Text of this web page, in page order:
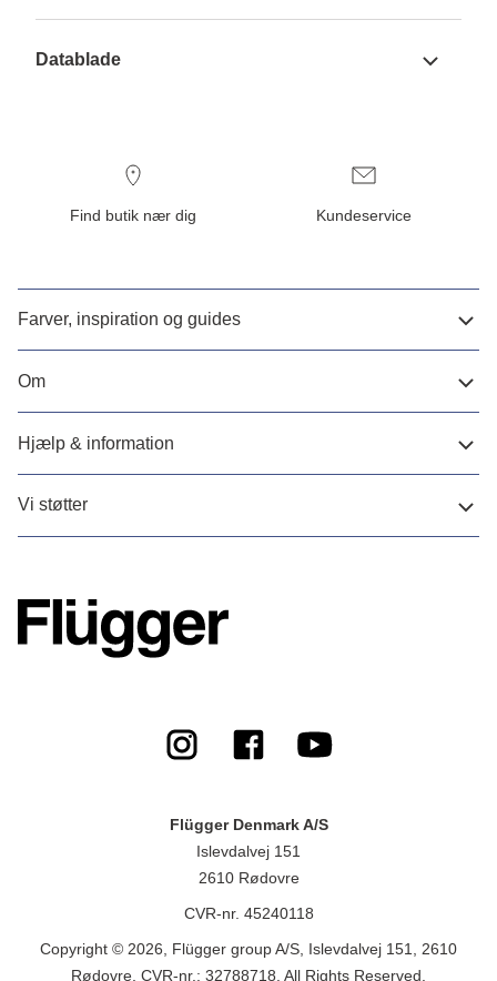
Datablade
Find butik nær dig Kundeservice
Farver, inspiration og guides
Om
Hjælp & information
Vi støtter
Flügger Denmark A/S
Islevdalvej 151
2610 Rødovre
CVR-nr. 45240118
Copyright © 2026, Flügger group A/S, Islevdalvej 151, 2610
Rødovre, CVR-nr.: 32788718. All Rights Reserved.